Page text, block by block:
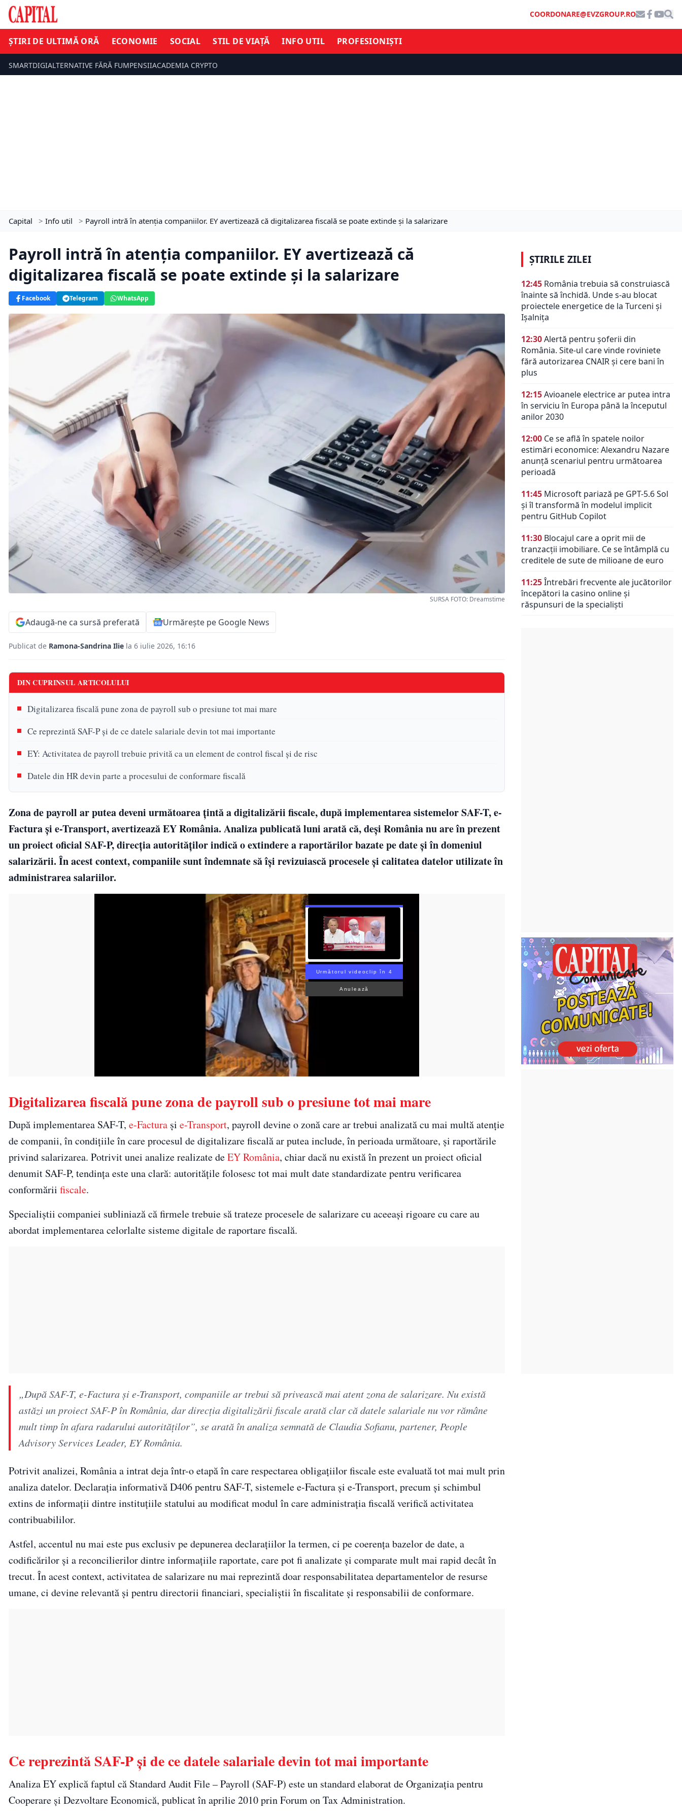
COORDONARE@EVZGROUP.RO
ȘTIRI DE ULTIMĂ ORĂ ECONOMIE SOCIAL STIL DE VIAȚĂ INFO UTIL PROFESIONIȘTI
SMARTDIGIALTERNATIVE FĂRĂ FUMPENSIIACADEMIA CRYPTO
Capital > Info util > Payroll intră în atenția companiilor. EY avertizează că digitalizarea fiscală se poate extinde și la salarizare
Payroll intră în atenția companiilor. EY avertizează că
digitalizarea fiscală se poate extinde și la salarizare
Facebook Telegram WhatsApp
SURSA FOTO: Dreamstime
Adaugă-ne ca sursă preferată Urmărește pe Google News
Publicat de Ramona-Sandrina Ilie la 6 iulie 2026, 16:16
DIN CUPRINSUL ARTICOLULUI
Digitalizarea fiscală pune zona de payroll sub o presiune tot mai mare
Ce reprezintă SAF-P și de ce datele salariale devin tot mai importante
EY: Activitatea de payroll trebuie privită ca un element de control fiscal și de risc
Datele din HR devin parte a procesului de conformare fiscală
Zona de payroll ar putea deveni următoarea țintă a digitalizării fiscale, după implementarea sistemelor SAF-T, e-
Factura și e-Transport, avertizează EY România. Analiza publicată luni arată că, deși România nu are în prezent
un proiect oficial SAF-P, direcția autorităților indică o extindere a raportărilor bazate pe date și în domeniul
salarizării. În acest context, companiile sunt îndemnate să își revizuiască procesele și calitatea datelor utilizate în
administrarea salariilor.
Următorul videoclip în 3
Anulează
Digitalizarea fiscală pune zona de payroll sub o presiune tot mai mare
După implementarea SAF-T, e-Factura și e-Transport, payroll devine o zonă care ar trebui analizată cu mai multă atenție
de companii, în condițiile în care procesul de digitalizare fiscală ar putea include, în perioada următoare, și raportările
privind salarizarea. Potrivit unei analize realizate deEY România, chiar dacă nu există în prezent un proiect oficial
denumit SAF-P, tendința este una clară: autoritățile folosesc tot mai mult date standardizate pentru verificarea
conformării fiscale.
Specialiștii companiei subliniază că firmele trebuie să trateze procesele de salarizare cu aceeași rigoare cu care au
abordat implementarea celorlalte sisteme digitale de raportare fiscală.
„După SAF-T, e-Factura şi e-Transport, companiile ar trebui să privească mai atent zona de salarizare. Nu există
astăzi un proiect SAF-P în România, dar direcţia digitalizării fiscale arată clar că datele salariale nu vor rămâne
mult timp în afara radarului autorităţilor”, se arată în analiza semnată de Claudia Sofianu, partener, People
Advisory Services Leader, EY România.
Potrivit analizei, România a intrat deja într-o etapă în care respectarea obligațiilor fiscale este evaluată tot mai mult prin
analiza datelor. Declarația informativă D406 pentru SAF-T, sistemele e-Factura și e-Transport, precum și schimbul
extins de informații dintre instituțiile statului au modificat modul în care administrația fiscală verifică activitatea
contribuabililor.
Astfel, accentul nu mai este pus exclusiv pe depunerea declarațiilor la termen, ci pe coerența bazelor de date, a
codificărilor și a reconcilierilor dintre informațiile raportate, care pot fi analizate și comparate mult mai rapid decât în
trecut. În acest context, activitatea de salarizare nu mai reprezintă doar responsabilitatea departamentelor de resurse
umane, ci devine relevantă și pentru directorii financiari, specialiștii în fiscalitate și responsabilii de conformare.
Ce reprezintă SAF-P și de ce datele salariale devin tot mai importante
Analiza EY explică faptul că Standard Audit File – Payroll (SAF-P) este un standard elaborat de Organizația pentru
Cooperare și Dezvoltare Economică, publicat în aprilie 2010 prin Forum on Tax Administration.
ȘTIRILE ZILEI
12:45 România trebuia să construiască
înainte să închidă. Unde s-au blocat
proiectele energetice de la Turceni și
Ișalnița
12:30Alertă pentru șoferii din
România. Site-ul care vinde roviniete
fără autorizarea CNAIR și cere bani în
plus
12:15Avioanele electrice ar putea intra
în serviciu în Europa până la începutul
anilor 2030
12:00 Ce se află în spatele noilor
estimări economice: Alexandru Nazare
anunță scenariul pentru următoarea
perioadă
11:45 Microsoft pariază pe GPT-5.6 Sol
și îl transformă în modelul implicit
pentru GitHub Copilot
11:30 Blocajul care a oprit mii de
tranzacții imobiliare. Ce se întâmplă cu
creditele de sute de milioane de euro
11:25Întrebări frecvente ale jucătorilor
începători la casino online și
răspunsuri de la specialiști